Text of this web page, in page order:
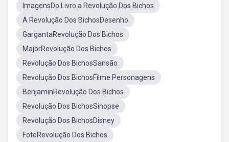
ImagensDo Livro a Revolução Dos Bichos
A Revolução Dos BichosDesenho
GargantaRevolução Dos Bichos
MajorRevolução Dos Bichos
Revolução Dos BichosSansão
Revolução Dos BichosFilme Personagens
BenjaminRevolução Dos Bichos
Revolução Dos BichosSinopse
Revolução Dos BichosDisney
FotoRevolução Dos Bichos